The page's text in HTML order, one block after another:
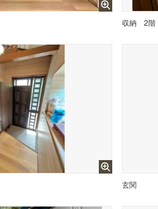
収納 2
玄関